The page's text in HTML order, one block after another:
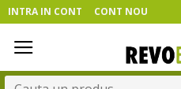
INTRA IN CONT CONT NOU